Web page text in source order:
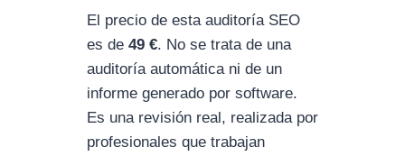
El precio de esta auditoría SEO
es de 49 €. No se trata de una
auditoría automática ni de un
informe generado por software.
Es una revisión real, realizada por
profesionales que trabajan